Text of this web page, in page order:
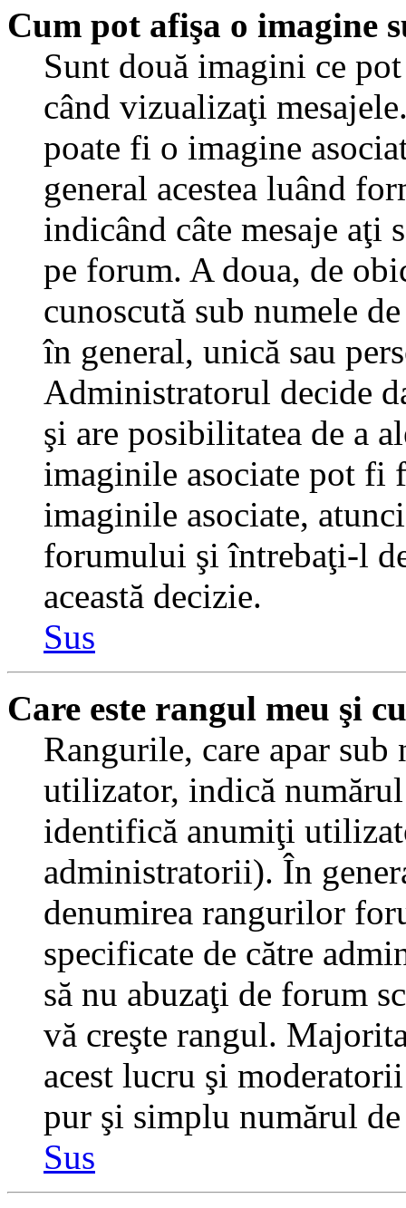
Cum pot afişa o imagine
Sunt două imagini ce
când vizualizaţi
poate fi o imagine
general acestea luând
indicând câte mesaje aţi
pe forum. A doua, de
cunoscută sub numele
în general, unică sau
Administratorul decide
şi are posibilitatea de a
imaginile asociate pot fi
imaginile asociate,
forumului şi întrebaţi-l
această decizie.
Sus
Care este rangul meu şi
Rangurile, care apar sub
utilizator, indică numărul
identifică anumiţi
administratorii). În
denumirea rangurilor
specificate de către
să nu abuzaţi de forum
vă creşte rangul.
acest lucru şi
pur şi simplu numărul de
Sus